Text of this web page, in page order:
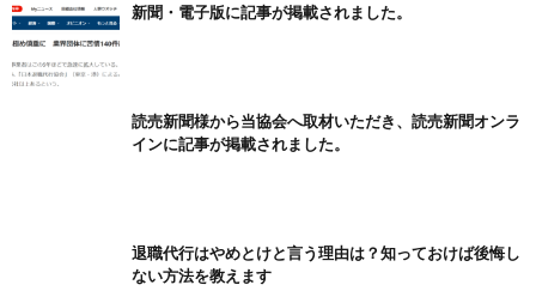
新聞・電子版に記事が掲載されました。
読売新聞様から当協会へ取材いただき、読売新聞オンラ
インに記事が掲載されました。
退職代行はやめとけと言う理由は？知っておけば後悔し
ない方法を教えます